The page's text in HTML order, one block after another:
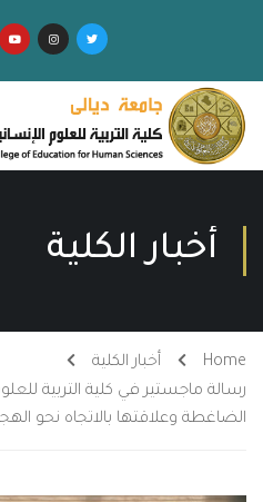
أخبار الكلية
Home
أخبار الكلية
رسالة ماجستير في كلية التربية
الضاغطة وعلاقتها بالاتجاه نحو